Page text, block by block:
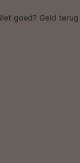
goed? Geld terug